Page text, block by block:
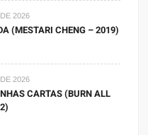
2026
(MESTARI CHENG – 2019)
2026
CARTAS (BURN ALL